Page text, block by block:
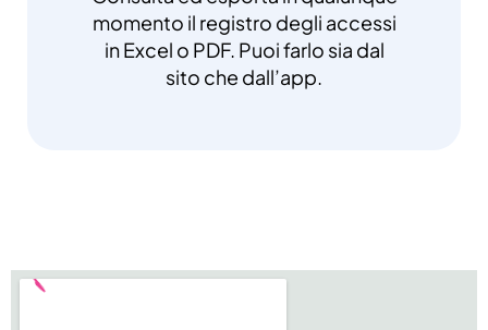
momento il registro degli accessi
in Excel o PDF. Puoi farlo sia dal
sito che dall’app.